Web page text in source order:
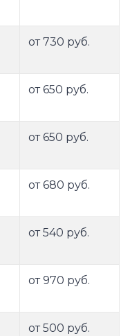
от 730 руб.
от 650 руб.
от 650 руб.
от 680 руб.
от 540 руб.
от 970 руб.
от 500 руб.